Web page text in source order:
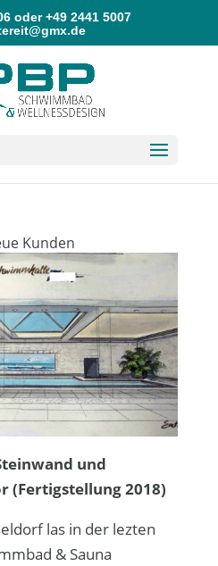
oder+49 2441 5007
Kunden
und
(Fertigstellung 2018)
las in der lezten
& Sauna